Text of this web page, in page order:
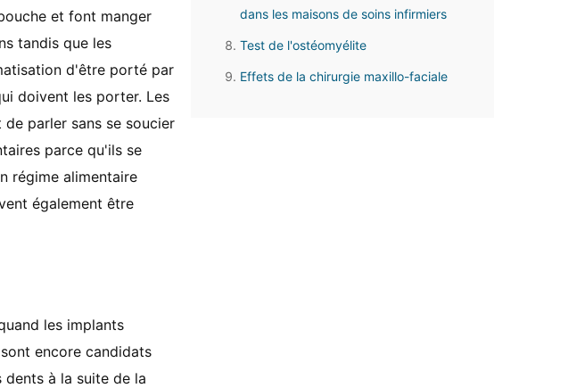
et font manger
tandis que les
d'être porté par
doivent les porter. Les
parler sans se soucier
parce qu'ils se
régime alimentaire
également être
les implants
encore candidats
à la suite de la
dans les maisons de soins infirmiers
Test de l'ostéomyélite
Effets de la chirurgie maxillo-faciale